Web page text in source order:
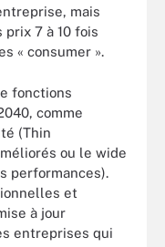
mais
7 à 10 fois
« consumer ».
fonctions
comme
(Thin
ou le wide
performances).
et
à jour
entreprises qui